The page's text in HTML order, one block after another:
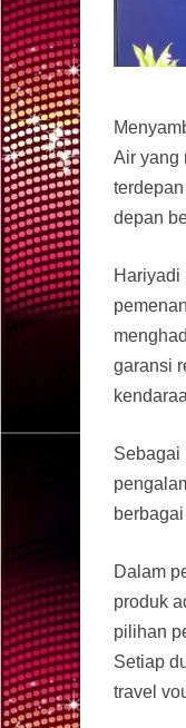
Air yang
depan
Hariyadi
garansi
Sebagai
Dalam
produk
pilihan
Setiap
travel